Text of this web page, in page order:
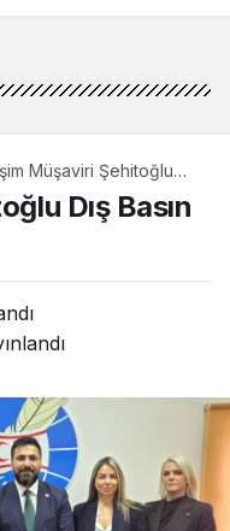
Müşaviri Şehitoğlu
Basın Birliği’ni ziyaret etti
Dış Basın